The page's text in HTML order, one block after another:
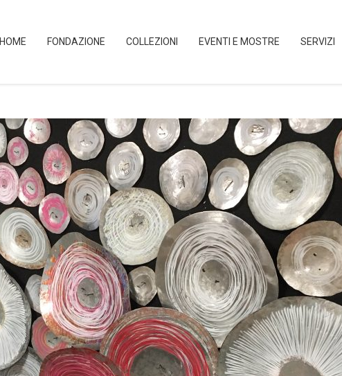
HOME FONDAZIONE COLLEZIONI EVENTI E MOSTRE SERVIZI